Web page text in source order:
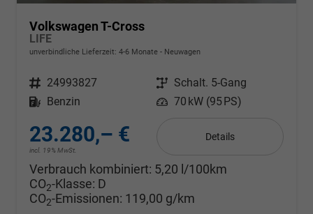
Volkswagen T-Cross
LIFE
unverbindliche Lieferzeit: 4-6 Monate Neuwagen
Fahrzeugnr. 24993827 Getriebe Schalt. 5-Gang
Kraftstoff
Benzin Leistung 70 kW (95 PS)
23.280,– €
incl. 19% MwSt.
Details
Verbrauch kombiniert: 5,20 l/100km
CO2-Klasse: D
CO2-Emissionen: 119,00 g/km